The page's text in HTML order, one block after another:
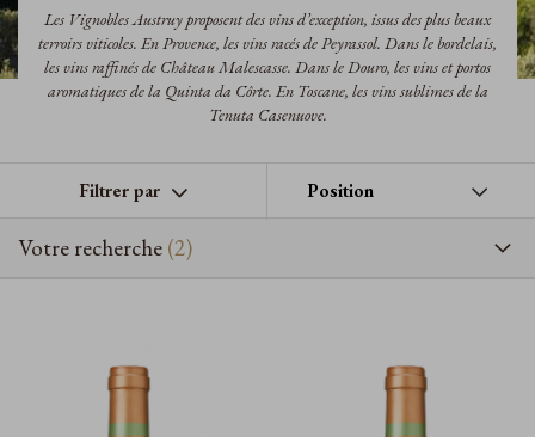
Les Vignobles Austruy proposent des vins d’exception, issus des plus beaux
terroirs viticoles. En Provence, les vins racés de Peyrassol. Dans le bordelais,
les vins raffinés de Château Malescasse. Dans le Douro, les vins et portos
aromatiques de la Quinta da Côrte. En Toscane, les vins sublimes de la
Tenuta Casenuove.
Filtrer par
Votre recherche